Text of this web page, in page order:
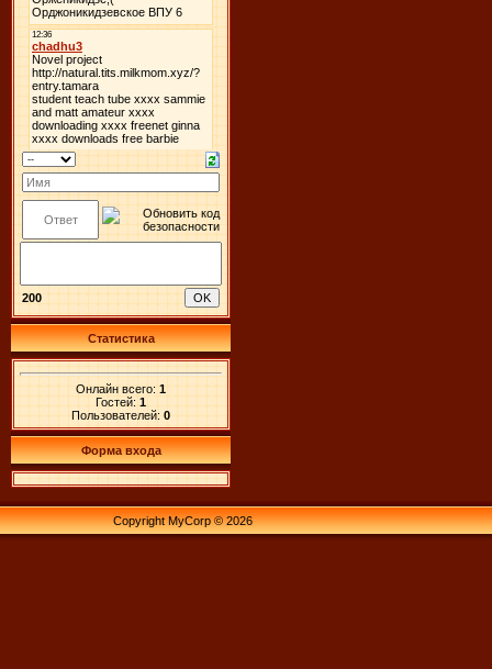
200
Статистика
Онлайн всего: 1
Гостей: 1
Пользователей: 0
Форма входа
Copyright MyCorp © 2026